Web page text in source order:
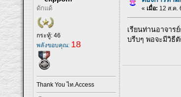
ดักแด้
กระทู้: 46
พลังขอบคุณ: 18
Thank You ไท.Access
« เมื่อ: 12 ส.ค.
เรียนท่านอาจาร
บรีบๆ พอจะมีวิธีตั